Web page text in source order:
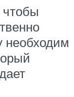
чтобы
необходим